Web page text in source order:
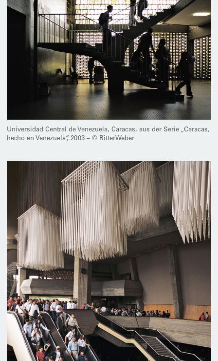
Universidad Central de Venezuela, Caracas, aus der Serie „Caracas,
hecho en Venezuela“, 2003 – © BitterWeber